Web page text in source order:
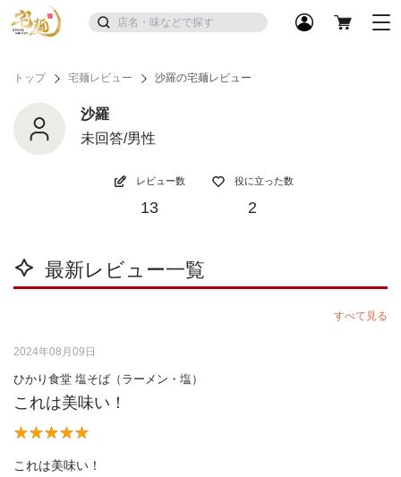
トップ 宅麺レビュー 沙羅の宅麺レビュー
沙羅
未回答/男性
レビュー数
13
役に立った数
2
最新レビュー一覧
すべて見る
2024年08月09日
ひかり食堂 塩そば（ラーメン・塩）
これは美味い！
これは美味い！